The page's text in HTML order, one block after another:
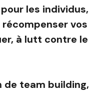
les individus,
vos
à lutt contre le
de team building,